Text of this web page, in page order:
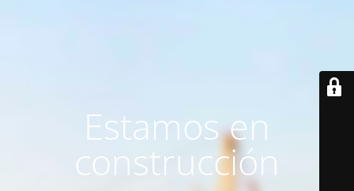
Estamos en
construcción